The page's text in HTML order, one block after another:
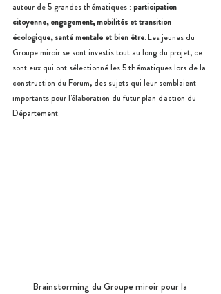
autour de 5 grandes thématiques : participation
citoyenne, engagement, mobilités et transition
écologique, santé mentale et bien être. Les jeunes du
Groupe miroir se sont investis tout au long du projet, ce
sont eux qui ont sélectionné les 5 thématiques lors de la
construction du Forum, des sujets qui leur semblaient
importants pour l'élaboration du futur plan d'action du
Département.
Brainstorming du Groupe miroir pour la